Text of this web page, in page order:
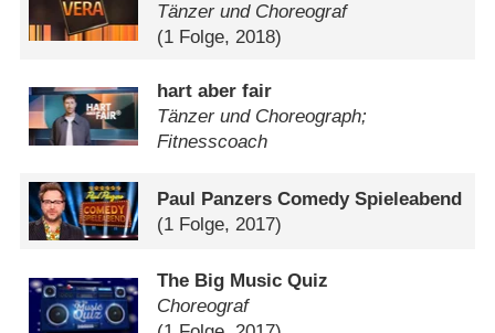
Tänzer und Choreograf
(1 Folge, 2018)
hart aber fair
Tänzer und Choreograph;
Fitnesscoach
Paul Panzers Comedy Spieleabend
(1 Folge, 2017)
The Big Music Quiz
Choreograf